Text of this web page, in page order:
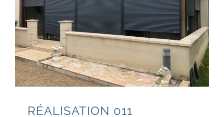
RÉALISATION 011